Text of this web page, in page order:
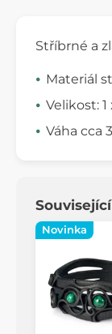
Stříbrné a
Materiál
Velikost: 1
Váha cca
Novinka